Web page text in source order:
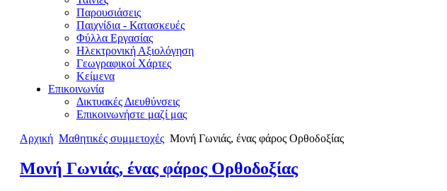
Παρουσιάσεις
Παιχνίδια - Κατασκευές
Φύλλα Εργασίας
Ηλεκτρονική Αξιολόγηση
Γεωγραφικοί Χάρτες
Κείμενα
Επικοινωνία
Δικτυακές Διευθύνσεις
Επικοινωνήστε μαζί μας
Αρχική Μαθητικές συμμετοχές Μονή Γωνιάς, ένας φάρος Ορθοδοξίας
Μονή Γωνιάς, ένας φάρος Ορθοδοξίας